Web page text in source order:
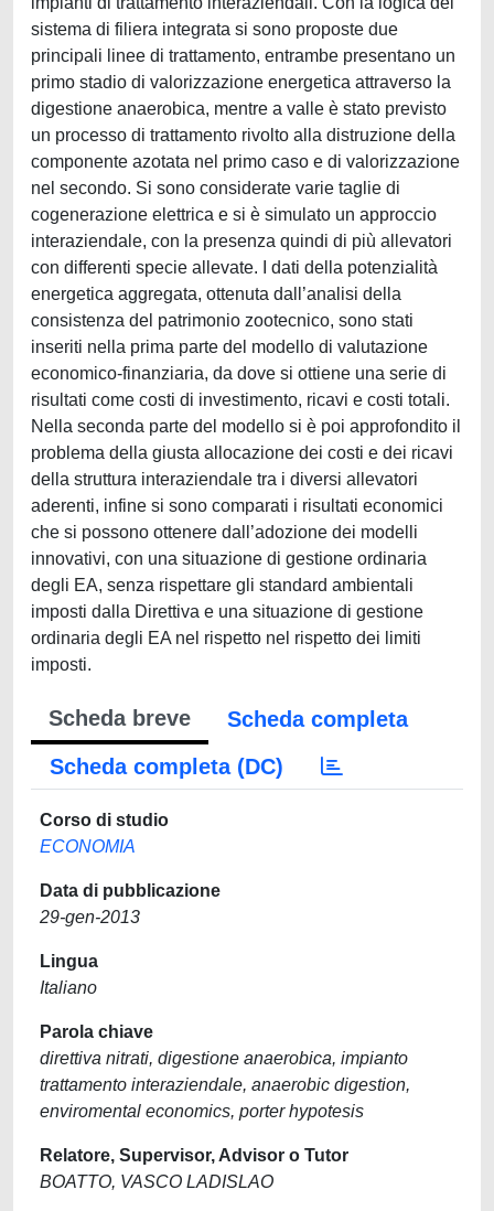
sistema di filiera integrata si sono proposte due
principali linee di trattamento, entrambe presentano un
primo stadio di valorizzazione energetica attraverso la
digestione anaerobica, mentre a valle è stato previsto
un processo di trattamento rivolto alla distruzione della
componente azotata nel primo caso e di valorizzazione
nel secondo. Si sono considerate varie taglie di
cogenerazione elettrica e si è simulato un approccio
interaziendale, con la presenza quindi di più allevatori
con differenti specie allevate. I dati della potenzialità
energetica aggregata, ottenuta dall’analisi della
consistenza del patrimonio zootecnico, sono stati
inseriti nella prima parte del modello di valutazione
economico-finanziaria, da dove si ottiene una serie di
risultati come costi di investimento, ricavi e costi totali.
Nella seconda parte del modello si è poi approfondito il
problema della giusta allocazione dei costi e dei ricavi
della struttura interaziendale tra i diversi allevatori
aderenti, infine si sono comparati i risultati economici
che si possono ottenere dall’adozione dei modelli
innovativi, con una situazione di gestione ordinaria
degli EA, senza rispettare gli standard ambientali
imposti dalla Direttiva e una situazione di gestione
ordinaria degli EA nel rispetto nel rispetto dei limiti
imposti.
Scheda breve
Scheda completa
Scheda completa (DC)
Corso di studio
ECONOMIA
Data di pubblicazione
29-gen-2013
Lingua
Italiano
Parola chiave
direttiva nitrati, digestione anaerobica, impianto
trattamento interaziendale, anaerobic digestion,
enviromental economics, porter hypotesis
Relatore, Supervisor, Advisor o Tutor
BOATTO, VASCO LADISLAO